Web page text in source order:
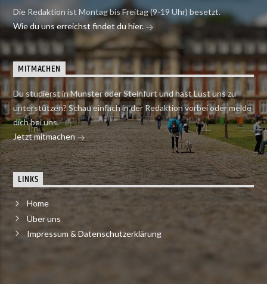
Die Redaktion ist Montag bis Freitag (9-19 Uhr) besetzt.
Wie du uns erreichst findet du hier.
MITMACHEN
Du studierst in Münster oder Steinfurt und hast Lust uns zu
unterstützen? Schau einfach in der Redaktion vorbei oder melde
dich bei uns.
Jetzt mitmachen
LINKS
Home
Über uns
Impressum & Datenschutzerklärung